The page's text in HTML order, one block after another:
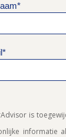
*
*
is
informatie